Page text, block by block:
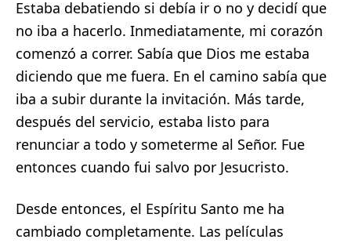
Estaba debatiendo si debía ir o no y decidí que
no iba a hacerlo. Inmediatamente, mi corazón
comenzó a correr. Sabía que Dios me estaba
diciendo que me fuera. En el camino sabía que
iba a subir durante la invitación. Más tarde,
después del servicio, estaba listo para
renunciar a todo y someterme al Señor. Fue
entonces cuando fui salvo por Jesucristo.
Desde entonces, el Espíritu Santo me ha
cambiado completamente. Las películas